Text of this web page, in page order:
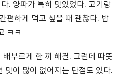
. 양파가 특히 맛있었다. 고기랑
편하게 먹고 싶을 때 괜찮다. 밥
ㅋㅋ
부르게 한 끼 해결. 그런데 따뜻
맛이 많이 없어지는 단점도 있다.